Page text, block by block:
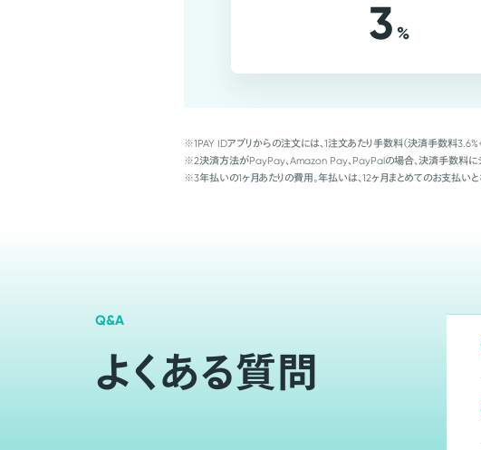
3 %
※1PAY IDアプリからの注文には、1注文あたり手数料（決済手数料
※2決済方法がPayPay、Amazon Pay、PayPalの場合、決済手数料に
※3年払いの1ヶ月あたりの費用。年払いは、12ヶ月まとめてのお支払いと
Q&A
よくある質問